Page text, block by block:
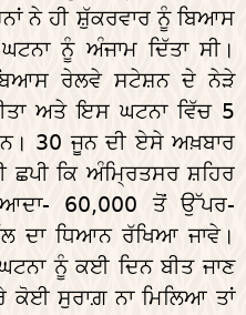
ਨੇ ਹੀ ਸ਼ੁੱਕਰਵਾਰ ਨੂੰ ਬਿਆਸ
ਨੂੰ ਅੰਜਾਮ ਦਿੱਤਾ ਸੀ।
ਰੇਲਵੇ ਸਟੇਸ਼ਨ ਦੇ ਨੇੜੇ
ਅਤੇ ਇਸ ਘਟਨਾ ਵਿੱਚ 5
30 ਜੂਨ ਦੀ ਏਸੇ ਅਖ਼ਬਾਰ
ਛਪੀ ਕਿ ਅੰਮ੍ਰਿਤਸਰ ਸ਼ਹਿਰ
60,000 ਤੋਂ ਉੱਪਰ-
ਦਾ ਧਿਆਨ ਰੱਖਿਆ ਜਾਵੇ।
ਨੂੰ ਕਈ ਦਿਨ ਬੀਤ ਜਾਣ
ਕੋਈ ਸੁਰਾਗ਼ ਨਾ ਮਿਲਿਆ ਤਾਂ